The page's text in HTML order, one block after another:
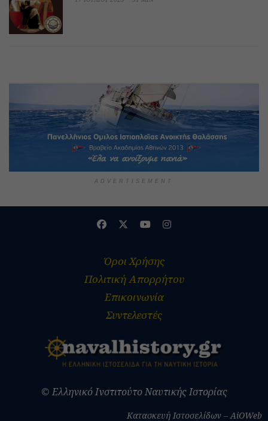
ADVERTISEMENT
Όροι Χρήσης
Πολιτική Απορρήτου
Επικοινωνία
Συντελεστές
© Ελληνικό Ινστιτούτο Ναυτικής Ιστορίας
Κατασκευή Ιστοσελίδων – AiOWeb